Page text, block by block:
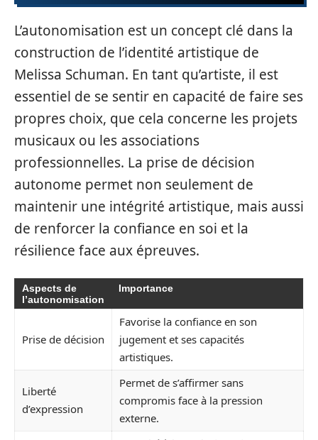
L’autonomisation est un concept clé dans la
construction de l’identité artistique de
Melissa Schuman. En tant qu’artiste, il est
essentiel de se sentir en capacité de faire ses
propres choix, que cela concerne les projets
musicaux ou les associations
professionnelles. La prise de décision
autonome permet non seulement de
maintenir une intégrité artistique, mais aussi
de renforcer la confiance en soi et la
résilience face aux épreuves.
Aspects de
l’autonomisation
Importance
Prise de décision
Favorise la confiance en son
jugement et ses capacités
artistiques.
Liberté
d’expression
Permet de s’affirmer sans
compromis face à la pression
externe.